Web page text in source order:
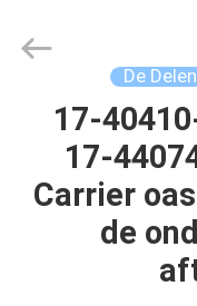
THUIS
PRODUCTEN
LIMITED.
De
17-
17-
Carrier
de